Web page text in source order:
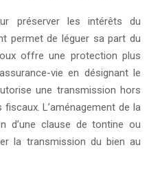
préserver les intérêts du
permet de léguer sa part du
offre une protection plus
vie en désignant le
une transmission hors
L’aménagement de la
d’une clause de tontine ou
la transmission du bien au